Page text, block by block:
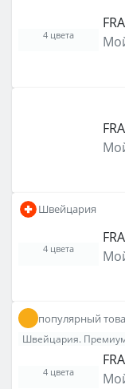
4 цвета
Швейцария
4 цвета
популярный
Швейцария.
4 цвета